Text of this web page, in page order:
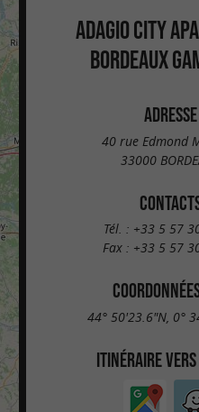
ADAGIO CITY
BORDEAUX
ADRESSE
40 rue Edmond
33000
Tél. : +33 5 57
Fax : +33 5 57
44° 50'23.6"N, 0°
ITINÉRAIRE